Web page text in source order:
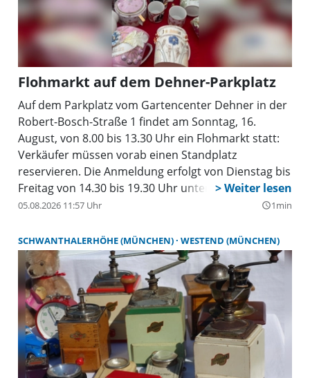
Flohmarkt auf dem Dehner-Parkplatz
Auf dem Parkplatz vom Gartencenter Dehner in der
Robert-Bosch-Straße 1 findet am Sonntag, 16.
August, von 8.00 bis 13.30 Uhr ein Flohmarkt statt:
Verkäufer müssen vorab einen Standplatz
reservieren. Die Anmeldung erfolgt von Dienstag bis
Freitag von 14.30 bis 19.30 Uhr unter Tel. 0174 - 82
47 008. Bei starken Regen oder Sturm entfällt der
leibliche Wohl wird gesorgt. Der Einlass für den
Flohmarkt ist um 7.00 Uhr, der Aufbau kann ab 8.00
Uhr erfolgen. An folgenden Terminen ist ebenfalls
Flohmarkt in Sauerlach: 30. August.
05.08.2026 11:57 Uhr query_builder1min
SCHWANTHALERHÖHE (MÜNCHEN) WESTEND (MÜNCHEN)